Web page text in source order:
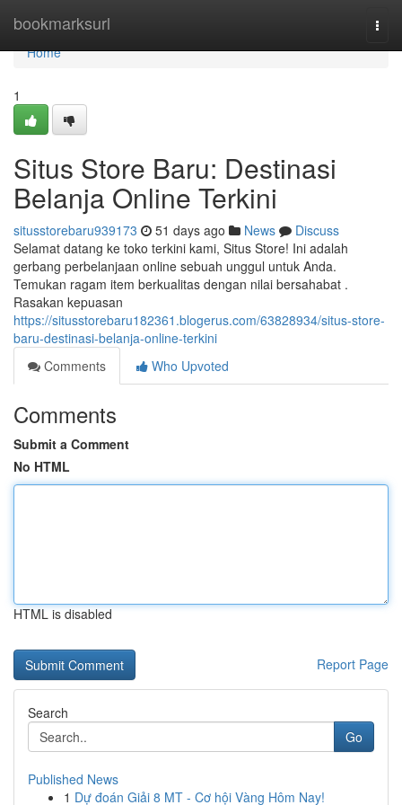
bookmarksurl
Home
Home
1
Situs Store Baru: Destinasi
Belanja Online Terkini
situsstorebaru939173 51 days ago News
Discuss
Selamat datang ke toko terkini kami, Situs Store! Ini adalah
gerbang perbelanjaan online sebuah unggul untuk Anda.
Temukan ragam item berkualitas dengan nilai bersahabat .
Rasakan kepuasan
https://situsstorebaru182361.blogerus.com/63828934/situs-store-
baru-destinasi-belanja-online-terkini
Comments
Who Upvoted
Comments
Submit a Comment
No HTML
HTML is disabled
Report Page
Search
Go
Published News
1 Dự đoán Giải 8 MT - Cơ hội Vàng Hôm Nay!